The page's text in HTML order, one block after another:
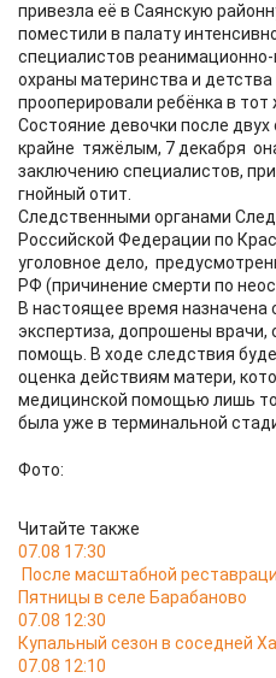
привезла её в Саянскую
поместили в палату
специалистов
охраны материнства и
прооперировали ребёнка в тот
Состояние девочки после
крайне тяжёлым, 7 декабря
заключению специалистов,
гнойный отит.
Следственными органами
Российской Федерации по
уголовное дело,
РФ (причинение смерти по
В настоящее время назначена
экспертиза, допрошены
помощь. В ходе следствия
оценка действиям матери,
медицинской помощью лишь
была уже в терминальной
Фото:
Читайте также
07.08 17:30
После масштабной
Пятницы в селе Барабаново
07.08 12:30
Купальный сезон в соседней
07.08 12:10